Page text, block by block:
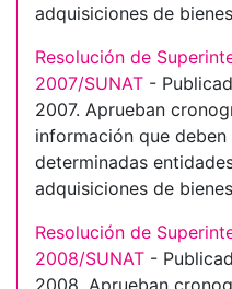
adquisiciones de
Resolución de
2007/SUNAT -
2007. Aprueban
información que
determinadas
adquisiciones de
Resolución de
2008/SUNAT -